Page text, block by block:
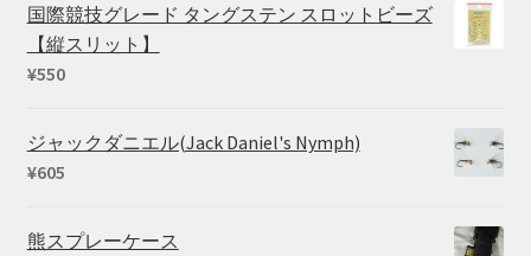
国際競技グレード タングステン スロットビーズ
【縦スリット】
¥550
ジャックダニエル(Jack Daniel's Nymph)
¥605
熊スプレーケース